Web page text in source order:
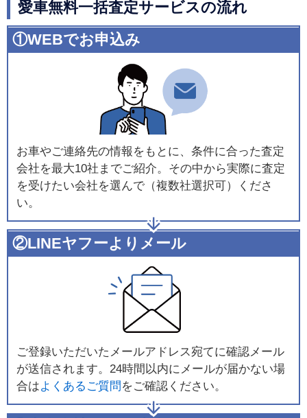
愛車無料一括査定サービスの流れ
①WEBでお申込み
お車やご連絡先の情報をもとに、条件に合った査定
会社を最大10社までご紹介。その中から実際に査定
を受けたい会社を選んで（複数社選択可）くださ
い。
②LINEヤフーよりメール
ご登録いただいたメールアドレス宛てに確認メール
が送信されます。24時間以内にメールが届かない場
合はよくあるご質問 をご確認ください。